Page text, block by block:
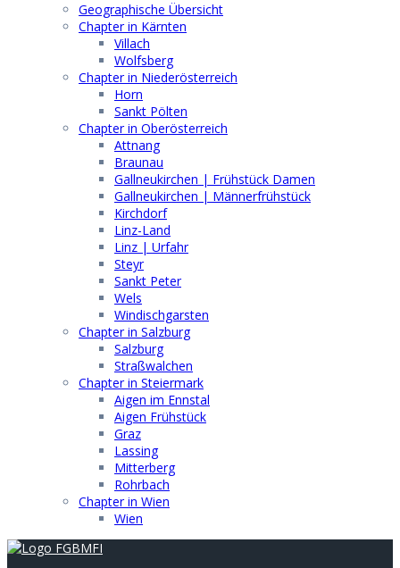
Geographische Übersicht
Chapter in Kärnten
Villach
Wolfsberg
Chapter in Niederösterreich
Horn
Sankt Pölten
Chapter in Oberösterreich
Attnang
Braunau
Gallneukirchen | Frühstück Damen
Gallneukirchen | Männerfrühstück
Kirchdorf
Linz-Land
Linz | Urfahr
Steyr
Sankt Peter
Wels
Windischgarsten
Chapter in Salzburg
Salzburg
Straßwalchen
Chapter in Steiermark
Aigen im Ennstal
Aigen Frühstück
Graz
Lassing
Mitterberg
Rohrbach
Chapter in Wien
Wien